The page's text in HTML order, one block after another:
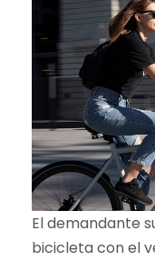
El demandante
bicicleta con el